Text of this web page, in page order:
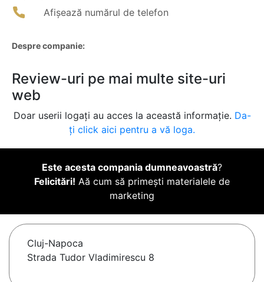
Afișează numărul de telefon
Despre companie:
Review-uri pe mai multe site-uri
web
Doar userii logați au acces la această informație. Da-
ți click aici pentru a vă loga.
Este acesta compania dumneavoastră?
Felicitări! Aă cum să primești materialele de
marketing
Cluj-Napoca
Strada Tudor Vladimirescu 8